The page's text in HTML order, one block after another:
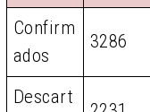
Confirm
ados
3286
Descart